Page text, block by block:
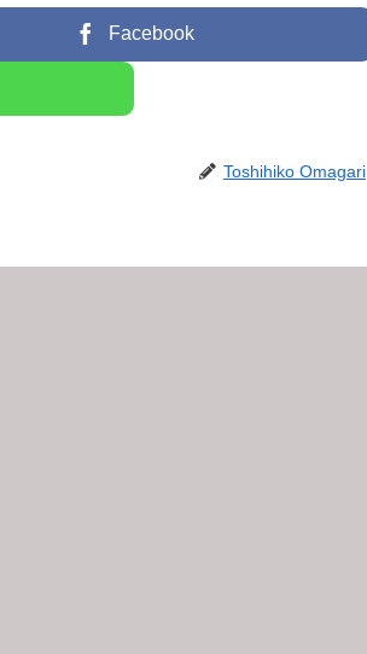
Facebook
Toshihiko Omagari